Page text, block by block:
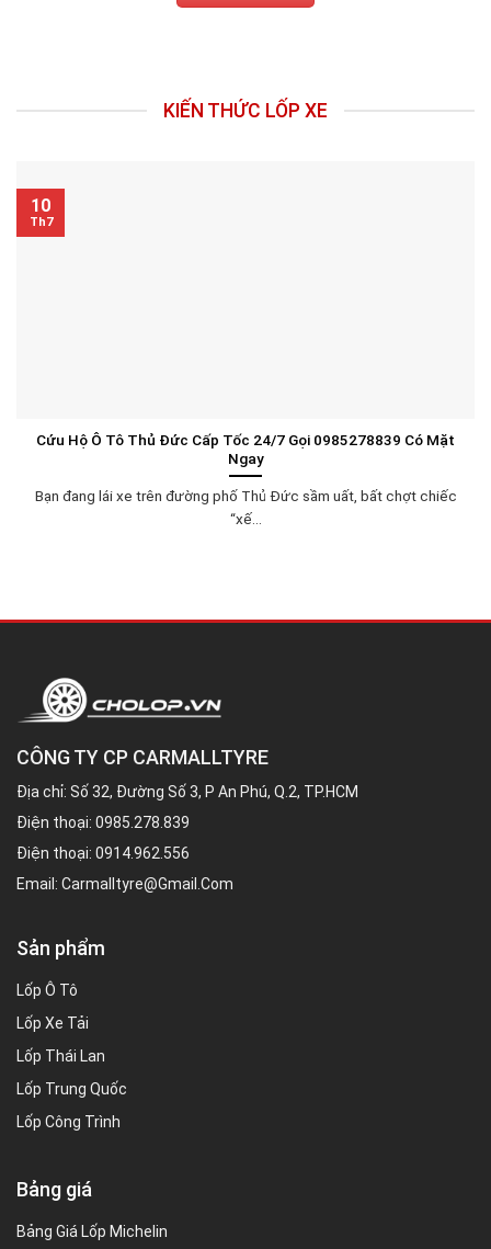
KIẾN THỨC LỐP XE
Cứu Hộ Ô Tô Thủ Đức Cấp Tốc 24/7 Gọi 0985278839 Có Mặt
Ngay
Bạn đang lái xe trên đường phố Thủ Đức sầm uất, bất chợt chiếc
“xế...
10
Th7
CÔNG TY CP CARMALLTYRE
Địa chỉ: Số 32, Đường Số 3, P An Phú, Q.2, TP.HCM
Điện thoại: 0985.278.839
Điện thoại: 0914.962.556
Email: Carmalltyre@gmail.com
Sản phẩm
Lốp Ô Tô
Lốp Xe Tải
Lốp Thái Lan
Lốp Trung Quốc
Lốp Công Trình
Bảng giá
Bảng Giá Lốp Michelin